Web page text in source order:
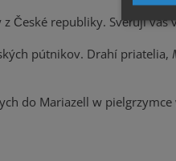
České republiky. Svěřuji
pútnikov. Drahí priatelia,
do Mariazell w